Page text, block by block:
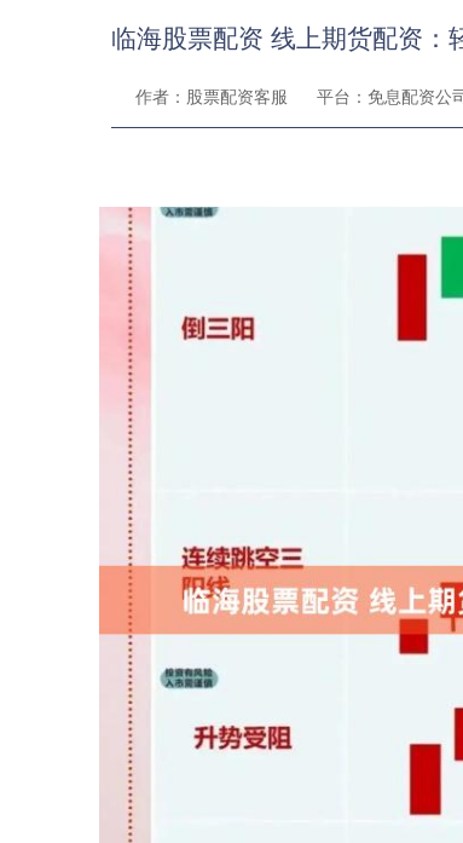
临海股票配资 线上期货配资：
作者：股票配资客服 平台：免息配资公